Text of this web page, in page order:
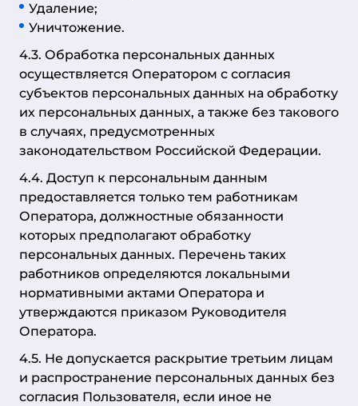
Удаление;
Уничтожение.
4.3. Обработка персональных данных
осуществляется Оператором с согласия
субъектов персональных данных на обработку
их персональных данных, а также без такового
в случаях, предусмотренных
законодательством Российской Федерации.
4.4. Доступ к персональным данным
предоставляется только тем работникам
Оператора, должностные обязанности
которых предполагают обработку
персональных данных. Перечень таких
работников определяются локальными
нормативными актами Оператора и
утверждаются приказом Руководителя
Оператора.
4.5. Не допускается раскрытие третьим лицам
и распространение персональных данных без
согласия Пользователя, если иное не